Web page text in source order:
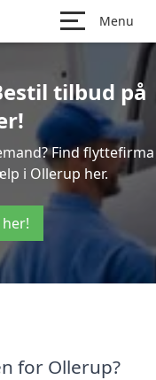
Menu
tilbud på
Find flyttefirma
i Ollerup her.
for Ollerup?